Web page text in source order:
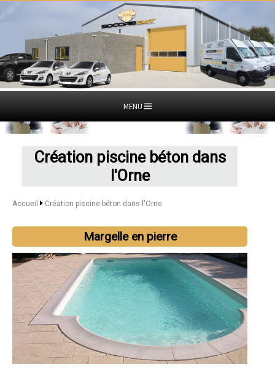
MENU
Création piscine béton dans
l'Orne
Accueil Création piscine béton dans l'Orne
Margelle en pierre